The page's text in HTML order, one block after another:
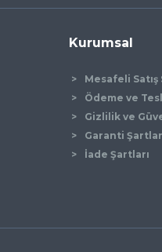
Kurumsal
Mesafeli Satış
Ödeme ve
Gizlilik ve
Garanti
İade Şartları